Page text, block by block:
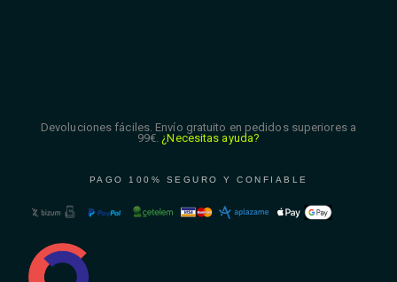
Devoluciones fáciles. Envío gratuito en pedidos superiores a
99€. ¿Necesitas ayuda?
PAGO 100% SEGURO Y CONFIABLE